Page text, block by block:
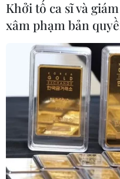
Khởi tố ca sĩ và
xâm phạm bản